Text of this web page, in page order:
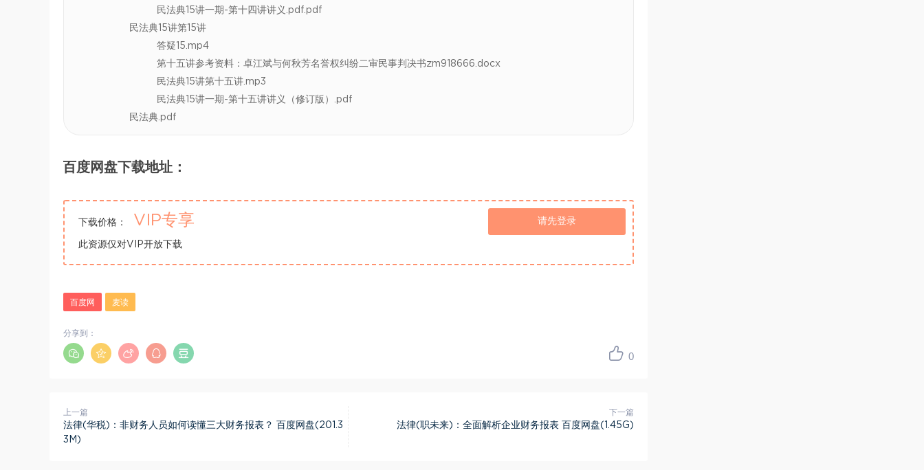
民法典15讲一期-第十四讲讲义.pdf.pdf
民法典15讲第15讲
答疑15.mp4
第十五讲参考资料：卓江斌与何秋芳名誉权纠纷二审民事判决书zm918666.docx
民法典15讲第十五讲.mp3
民法典15讲一期-第十五讲讲义（修订版）.pdf
民法典.pdf
百度网盘下载地址：
下载价格： VIP专享
此资源仅对VIP开放下载
请先登录
百度网 麦读
0
分享到：
上一篇
法律(华税)：非财务人员如何读懂三大财务报表？ 百度网盘(201.3
3M)
下一篇
法律(职未来)：全面解析企业财务报表 百度网盘(1.45G)